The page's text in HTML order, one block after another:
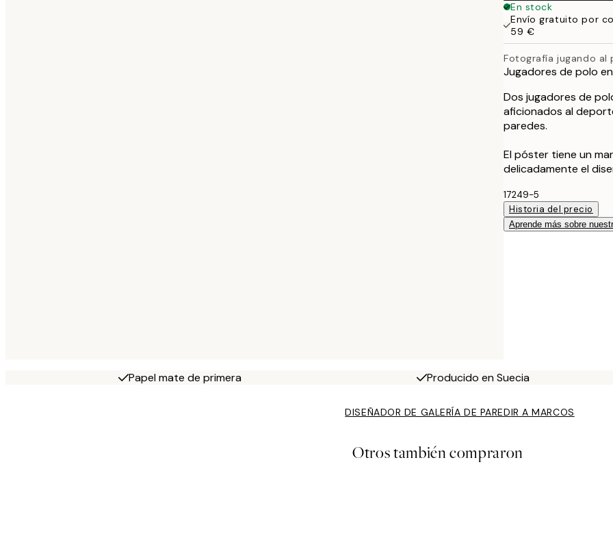
En stock
Envío gratuito por
59 €
Fotografía jugando al
Jugadores de polo
Dos jugadores de
aficionados al
paredes.
El póster tiene un
delicadamente el
17249-5
Historia del precio
Aprende más sobre
Papel mate de primera Producido en Suecia
DISEÑADOR DE GALERÍA DE PAREDIR A MARCOS
Otros también compraron